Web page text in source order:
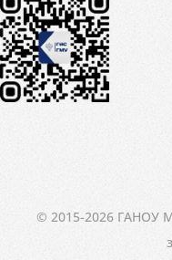
© 2015-2026 ГАНОУ